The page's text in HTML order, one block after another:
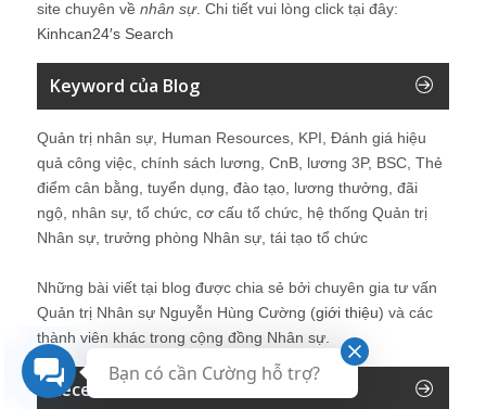
site chuyên về nhân sự. Chi tiết vui lòng click tại đây:
Kinhcan24′s Search
Keyword của Blog
Quản trị nhân sự, Human Resources, KPI, Đánh giá hiệu
quả công việc, chính sách lương, CnB, lương 3P, BSC, Thẻ
điểm cân bằng, tuyển dụng, đào tạo, lương thưởng, đãi
ngộ, nhân sự, tổ chức, cơ cấu tổ chức, hệ thống Quản trị
Nhân sự, trưởng phòng Nhân sự, tái tạo tổ chức
Những bài viết tại blog được chia sẻ bởi chuyên gia tư vấn
Quản trị Nhân sự Nguyễn Hùng Cường (giới thiệu) và các
thành viên khác trong cộng đồng Nhân sự.
Recent Comments
Bạn có cần Cường hỗ trợ?